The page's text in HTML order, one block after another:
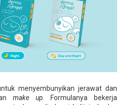
menyembunyikan jerawat dan
make up . Formulanya bekerja